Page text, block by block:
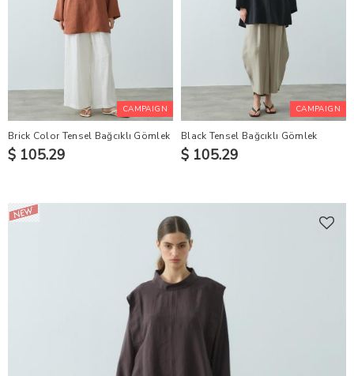
CAMPAIGN
Brick Color Tensel Bağcıklı Gömlek
$ 105.29
CAMPAIGN
Black Tensel Bağcıklı Gömlek
$ 105.29